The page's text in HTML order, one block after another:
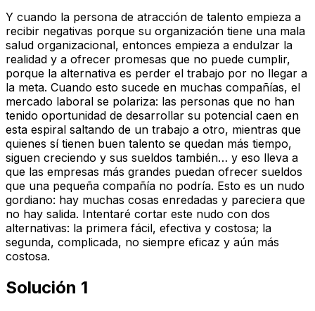
Y cuando la persona de atracción de talento empieza a
recibir negativas porque su organización tiene una mala
salud organizacional, entonces empieza a endulzar la
realidad y a ofrecer promesas que no puede cumplir,
porque la alternativa es perder el trabajo por no llegar a
la meta. Cuando esto sucede en muchas compañías, el
mercado laboral se polariza: las personas que no han
tenido oportunidad de desarrollar su potencial caen en
esta espiral saltando de un trabajo a otro, mientras que
quienes sí tienen buen talento se quedan más tiempo,
siguen creciendo y sus sueldos también… y eso lleva a
que las empresas más grandes puedan ofrecer sueldos
que una pequeña compañía no podría. Esto es un nudo
gordiano: hay muchas cosas enredadas y pareciera que
no hay salida. Intentaré cortar este nudo con dos
alternativas: la primera fácil, efectiva y costosa; la
segunda, complicada, no siempre eficaz y aún más
costosa.
Solución 1